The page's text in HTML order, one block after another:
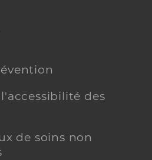
des
de soins non